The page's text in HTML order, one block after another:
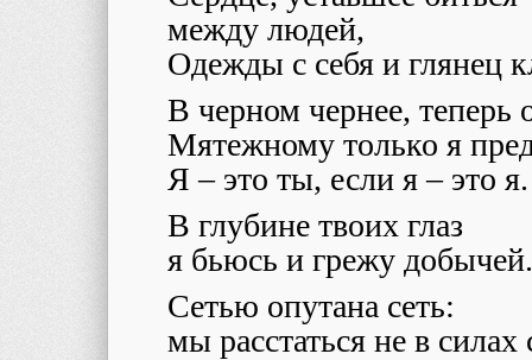
между людей,
Одежды с себя и глянец
В черном чернее, теперь
Мятежному только я
Я – это ты, если я – это я.
В глубине твоих глаз
я бьюсь и грежу добычей.
Сетью опутана сеть:
мы расстаться не в силах